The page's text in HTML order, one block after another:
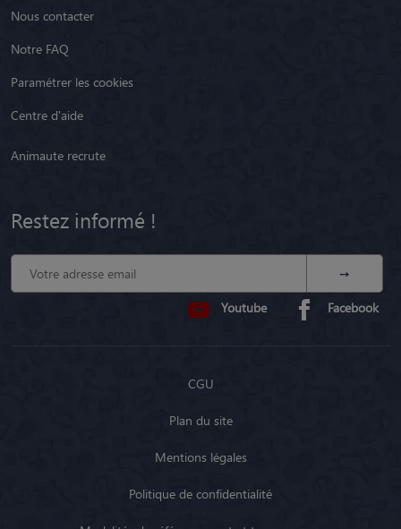
Nous contacter
Notre FAQ
Paramétrer les cookies
Centre d'aide
Animaute recrute
Restez informé !
Youtube Facebook
CGU
Plan du site
Mentions légales
Politique de confidentialité